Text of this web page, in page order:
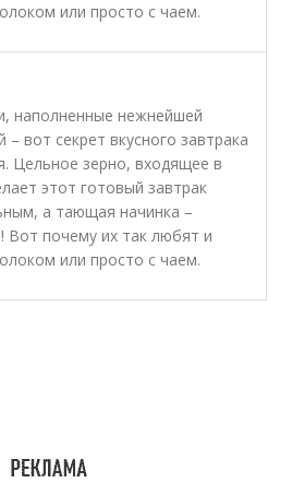
или просто с чаем.
наполненные нежнейшей
вот секрет вкусного завтрака
Цельное зерно, входящее в
этот готовый завтрак
а тающая начинка –
Вот почему их так любят и
или просто с чаем.